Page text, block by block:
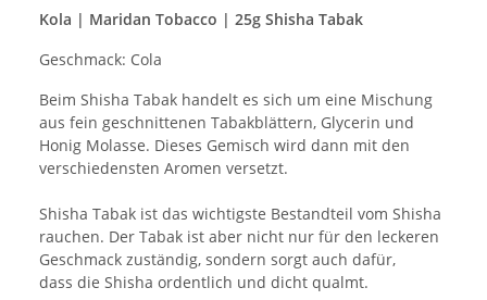
Kola | Maridan Tobacco | 25g Shisha Tabak
Geschmack: Cola
Beim Shisha Tabak handelt es sich um eine Mischung
aus fein geschnittenen Tabakblättern, Glycerin und
Honig Molasse. Dieses Gemisch wird dann mit den
verschiedensten Aromen versetzt.
Shisha Tabak ist das wichtigste Bestandteil vom Shisha
rauchen. Der Tabak ist aber nicht nur für den leckeren
Geschmack zuständig, sondern sorgt auch dafür,
dass die Shisha ordentlich und dicht qualmt.